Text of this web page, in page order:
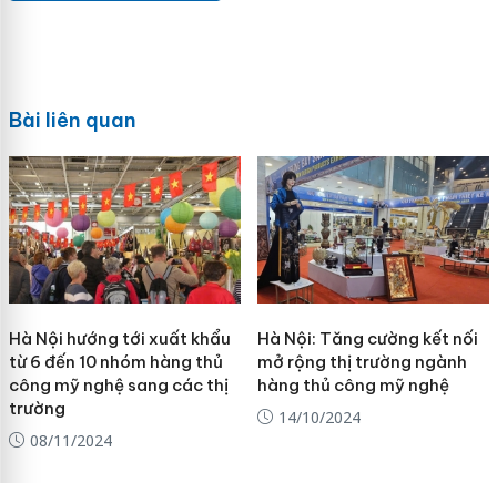
Bài liên quan
Hà Nội hướng tới xuất khẩu
từ 6 đến 10 nhóm hàng thủ
công mỹ nghệ sang các thị
trường
08/11/2024
Hà Nội: Tăng cường kết nối
mở rộng thị trường ngành
hàng thủ công mỹ nghệ
14/10/2024